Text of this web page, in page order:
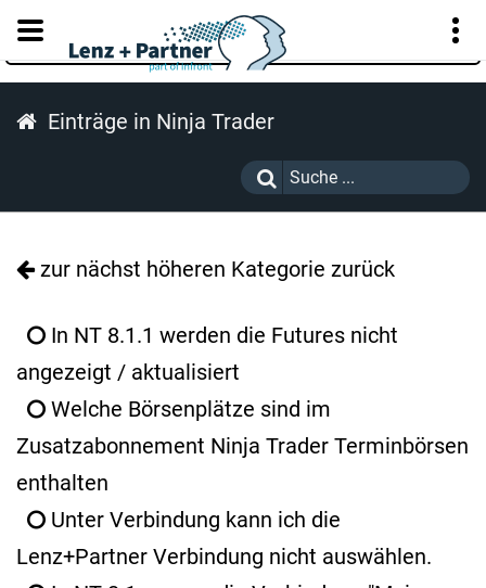
KUNDENPORTAL
Einträge in Ninja Trader
zur nächst höheren Kategorie zurück
In NT 8.1.1 werden die Futures nicht
angezeigt / aktualisiert
Welche Börsenplätze sind im
Zusatzabonnement Ninja Trader Terminbörsen
enthalten
Unter Verbindung kann ich die
Lenz+Partner Verbindung nicht auswählen.